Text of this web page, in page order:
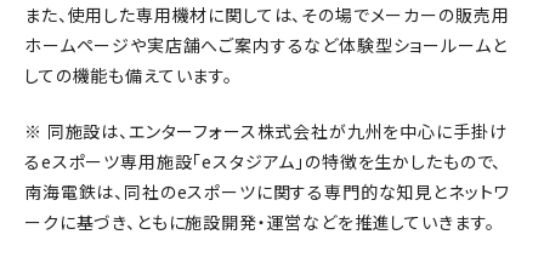
また、使用した専用機材に関しては、その場でメーカーの販売用
ホームページや実店舗へご案内するなど体験型ショールームと
しての機能も備えています。
※ 同施設は、エンターフォース株式会社が九州を中心に手掛け
るeスポーツ専用施設「eスタジアム」の特徴を生かしたもので、
南海電鉄は、同社のeスポーツに関する専門的な知見とネットワ
ークに基づき、ともに施設開発・運営などを推進していきます。